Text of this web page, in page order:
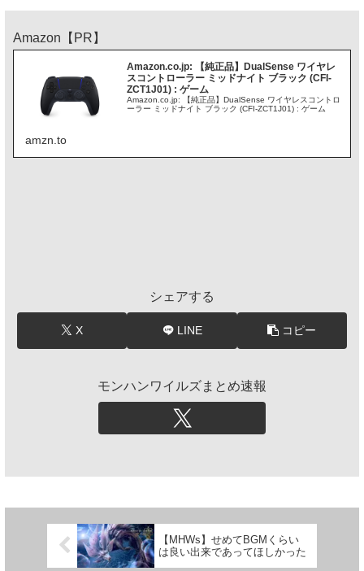
Amazon【PR】
Amazon.co.jp: 【純正品】DualSense ワイヤレ
スコントローラー ミッドナイト ブラック (CFI-
ZCT1J01) : ゲーム
Amazon.co.jp: 【純正品】DualSense ワイヤレスコントロ
ーラー ミッドナイト ブラック (CFI-ZCT1J01) : ゲーム
amzn.to
シェアする
X LINE コピー
モンハンワイルズまとめ速報
【MHWs】せめてBGMくらい
は良い出来であってほしかった